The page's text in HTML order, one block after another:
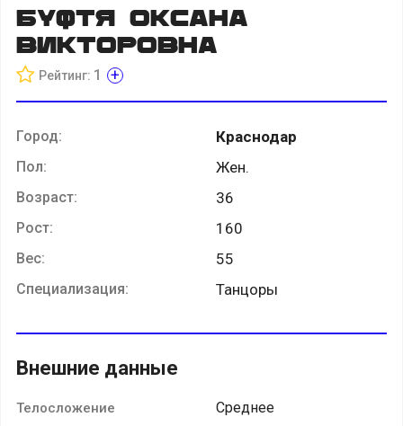
Буфтя Оксана
Викторовна
Рейтинг: 1 +
Город: Краснодар
Пол: Жен.
Возраст: 36
Рост: 160
Вес: 55
Специализация: Танцоры
Внешние данные
Телосложение Среднее